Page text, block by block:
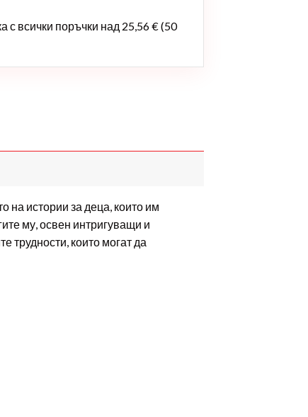
с всички поръчки над 25,56 € (50
на истории за деца, които им
му, освен интригуващи и
трудности, които могат да